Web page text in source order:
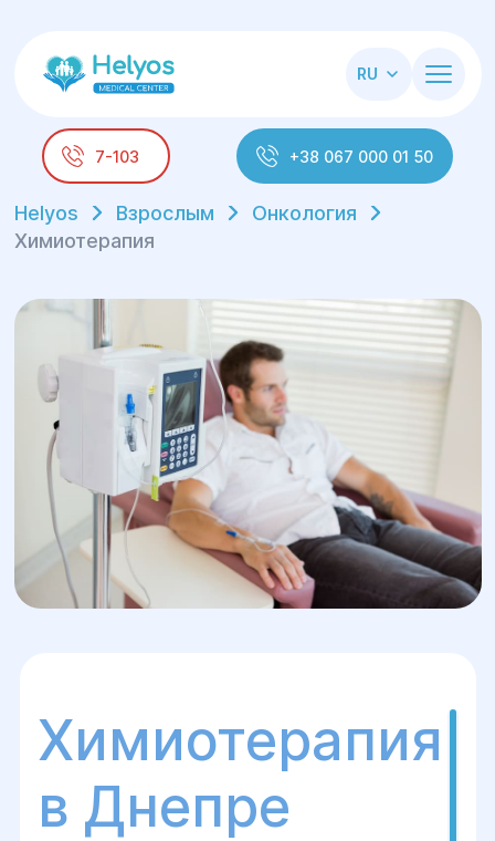
RU
7-103 +38 067 000 01 50
Helyos Взрослым
Онкология
Химиотерапия
Химиотерапия
в Днепре